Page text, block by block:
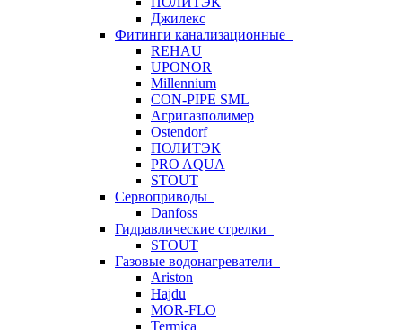
Джилекс
Фитинги канализационные
REHAU
UPONOR
Millennium
CON-PIPE SML
Агригазполимер
Ostendorf
ПОЛИТЭК
PRO AQUA
STOUT
Сервоприводы
Danfoss
Гидравлические стрелки
STOUT
Газовые водонагреватели
Ariston
Hajdu
MOR-FLO
Termica